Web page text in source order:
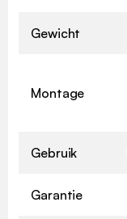
Gewicht
Montage
Gebruik
Garantie